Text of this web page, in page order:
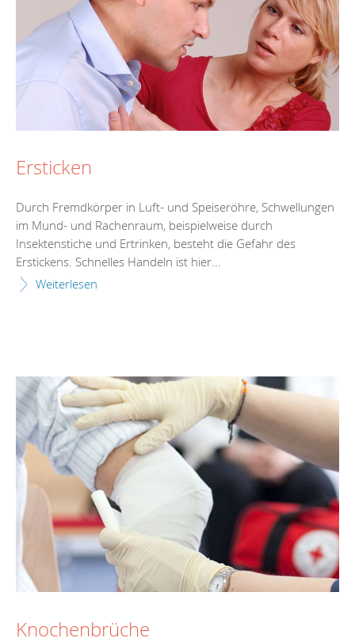
Ersticken
Durch Fremdkörper in Luft- und Speiseröhre, Schwellungen
im Mund- und Rachenraum, beispielweise durch
Insektenstiche und Ertrinken, besteht die Gefahr des
Erstickens. Schnelles Handeln ist hier...
Weiterlesen
Knochenbrüche